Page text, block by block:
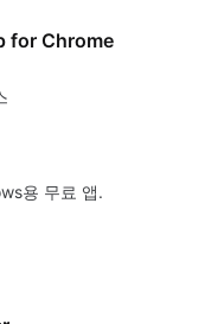
for Chrome
용 무료 앱.